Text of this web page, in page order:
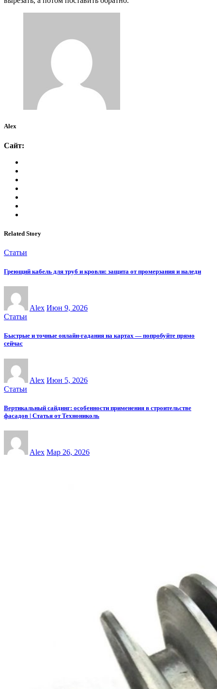
Alex
Сайт:
Related Story
Статьи
Греющий кабель для труб и кровли: защита от промерзания и наледи
Alex Июн 9, 2026
Статьи
Быстрые и точные онлайн-гадания на картах — попробуйте прямо
сейчас
Alex Июн 5, 2026
Статьи
Вертикальный сайдинг: особенности применения в строительстве
фасадов | Статья от Технониколь
Alex Мар 26, 2026